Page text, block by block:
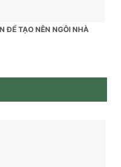
ĐỂ TẠO NÊN NGÔI NHÀ